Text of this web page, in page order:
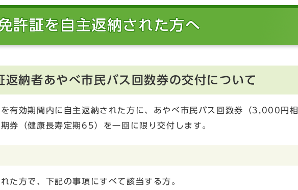
許証を自主返納された方へ
返納者あやべ市民バス回数券の交付について
有効期間内に自主返納された方に、あやべ市民バス回数券（3,000円
券（健康長寿定期65）を一回に限り交付します。
た方で、下記の事項にすべて該当する方。